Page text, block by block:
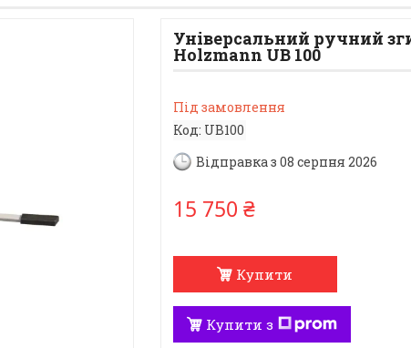
Універсальний ручний
Holzmann UB 100
Під замовлення
Код: UB100
Відправка з 08 серпня 2026
15 750 ₴
Купити
Купити з